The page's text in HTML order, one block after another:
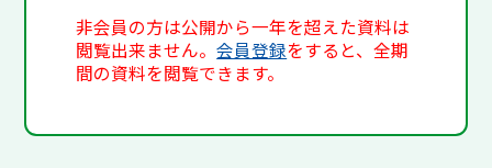
非会員の方は公開から一年を超えた資料は
閲覧出来ません。会員登録をすると、全期
間の資料を閲覧できます。